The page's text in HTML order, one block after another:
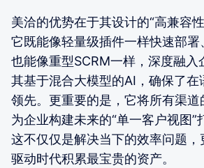
美洽的优势在于其设计的“高兼容性
它既能像轻量级插件一样快速部署
也能像重型SCRM一样，深度融入
其基于混合大模型的AI，确保了在
领先。更重要的是，它将所有渠道
为企业构建未来的“单一客户视图”
这不仅仅是解决当下的效率问题
驱动时代积累最宝贵的资产。